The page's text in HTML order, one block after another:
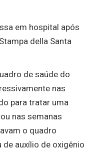
em hospital após
della Santa
de saúde do
nas
para tratar uma
nas semanas
o quadro
auxílio de oxigênio